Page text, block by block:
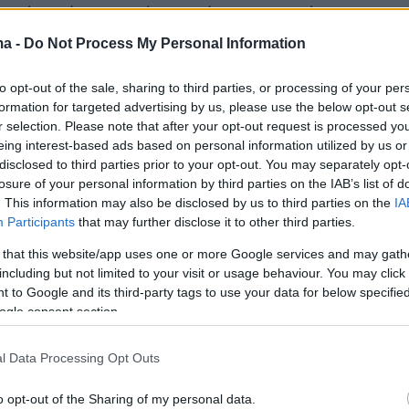
- Do Not Process My Personal Information
opt-out of the sale, sharing to third parties, or processing of your
for targeted advertising by us, please use the below opt-out
selection. Please note that after your opt-out request is processed
interest-based ads based on personal information utilized by us
to third parties prior to your opt-out. You may separately
of your personal information by third parties on the IAB’s list of
This information may also be disclosed by us to third parties on the
Participants that may further disclose it to other third parties.
that this website/app uses one or more Google services and may
but not limited to your visit or usage behaviour. You may
to Google and its third-party tags to use your data for below
consent section.
Data Processing Opt Outs
opt-out of the Sharing of my personal data.
έφυγαν από τα καφέ και τα εστιατόρια της
Παπαγεωργίου προσπάθησε
τις κάμερες σε βόλτα της
- Δείτε το βίντεο
έβαλε το χέρι στο πρόσωπό της και περπάτησε
16
Αντετοκούνμπο με τα
του στη Μύκονο - Δείτε
5